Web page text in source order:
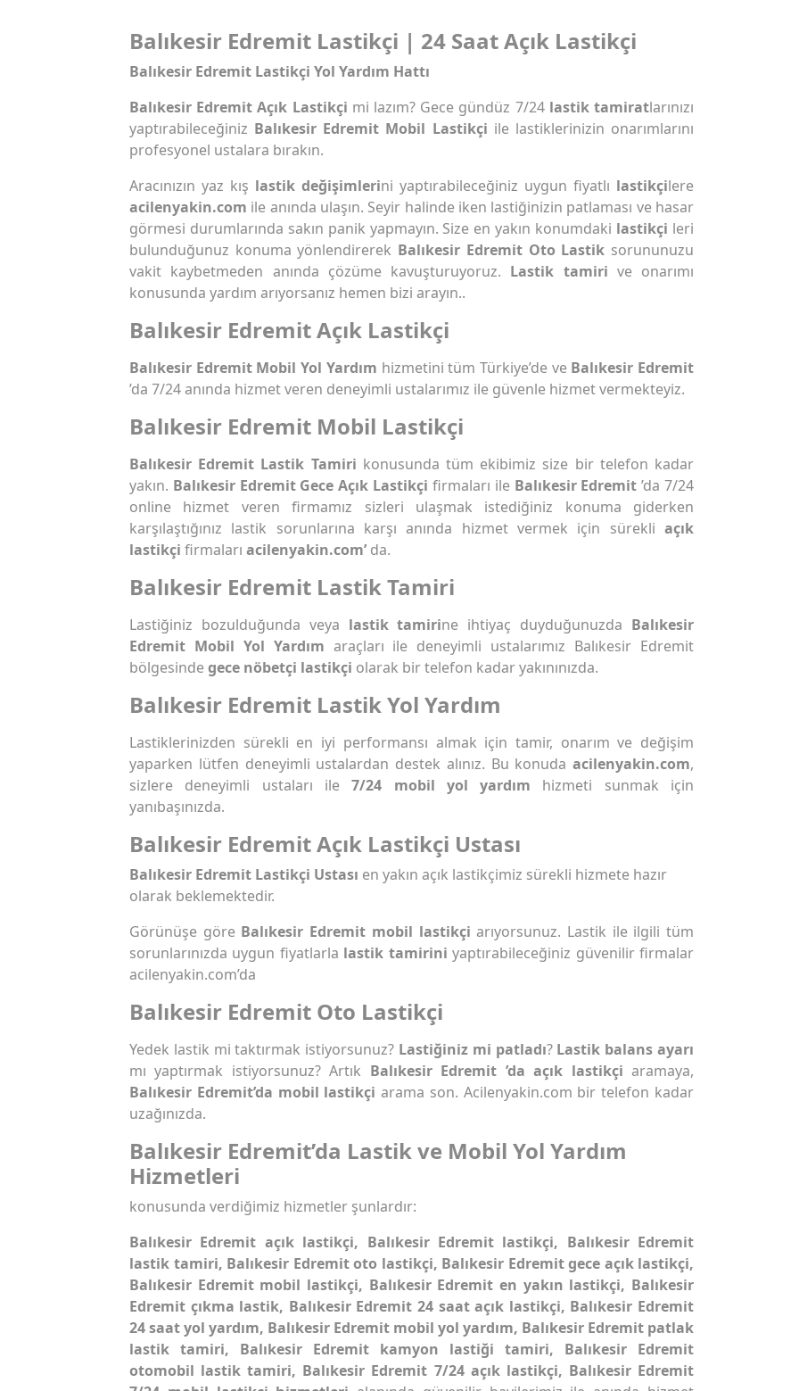
Balıkesir Edremit Lastikçi | 24 Saat Açık Lastikçi
Balıkesir Edremit Lastikçi Yol Yardım Hattı
Balıkesir Edremit Açık Lastikçi mi lazım? Gece gündüz 7/24 lastik tamiratlarınızı
yaptırabileceğiniz Balıkesir Edremit Mobil Lastikçi ile lastiklerinizin onarımlarını
profesyonel ustalara bırakın.
Aracınızın yaz kış lastik değişimlerini yaptırabileceğiniz uygun fiyatlı lastikçilere
acilenyakin.com ile anında ulaşın. Seyir halinde iken lastiğinizin patlaması ve hasar
görmesi durumlarında sakın panik yapmayın. Size en yakın konumdaki lastikçi leri
bulunduğunuz konuma yönlendirerek Balıkesir Edremit Oto Lastik sorununuzu
vakit kaybetmeden anında çözüme kavuşturuyoruz. Lastik tamiri ve onarımı
konusunda yardım arıyorsanız hemen bizi arayın..
Balıkesir Edremit Açık Lastikçi
Balıkesir Edremit Mobil Yol Yardım hizmetini tüm Türkiye’de ve Balıkesir Edremit
’da 7/24 anında hizmet veren deneyimli ustalarımız ile güvenle hizmet vermekteyiz.
Balıkesir Edremit Mobil Lastikçi
Balıkesir Edremit Lastik Tamiri konusunda tüm ekibimiz size bir telefon kadar
yakın. Balıkesir Edremit Gece Açık Lastikçi firmaları ile Balıkesir Edremit’da 7/24
online hizmet veren firmamız sizleri ulaşmak istediğiniz konuma giderken
karşılaştığınız lastik sorunlarına karşı anında hizmet vermek için sürekli açık
lastikçi firmaları acilenyakin.com’ da.
Balıkesir Edremit Lastik Tamiri
Lastiğiniz bozulduğunda veya lastik tamirine ihtiyaç duyduğunuzda Balıkesir
Edremit Mobil Yol Yardım araçları ile deneyimli ustalarımız Balıkesir Edremit
bölgesindegece nöbetçi lastikçi olarak bir telefon kadar yakınınızda.
Balıkesir Edremit Lastik Yol Yardım
Lastiklerinizden sürekli en iyi performansı almak için tamir, onarım ve değişim
yaparken lütfen deneyimli ustalardan destek alınız. Bu konuda acilenyakin.com,
sizlere deneyimli ustaları ile7/24 mobil yol yardım hizmeti sunmak için
yanıbaşınızda.
Balıkesir Edremit Açık Lastikçi Ustası
Balıkesir Edremit Lastikçi Ustası en yakın açık lastikçimiz sürekli hizmete hazır
olarak beklemektedir.
Görünüşe göreBalıkesir Edremit mobil lastikçiarıyorsunuz. Lastik ile ilgili tüm
sorunlarınızda uygun fiyatlarla lastik tamirini yaptırabileceğiniz güvenilir firmalar
acilenyakin.com’da
Balıkesir Edremit Oto Lastikçi
Yedek lastik mi taktırmak istiyorsunuz? Lastiğiniz mi patladı? Lastik balans ayarı
mı yaptırmak istiyorsunuz? Artık Balıkesir Edremit ’da açık lastikçiaramaya,
Balıkesir Edremit’da mobil lastikçi arama son. Acilenyakin.com bir telefon kadar
uzağınızda.
Balıkesir Edremit’da Lastik ve Mobil Yol Yardım
Hizmetleri
konusunda verdiğimiz hizmetler şunlardır:
Balıkesir Edremit açık lastikçi, Balıkesir Edremit lastikçi, Balıkesir Edremit
lastik tamiri, Balıkesir Edremit oto lastikçi, Balıkesir Edremit gece açık lastikçi,
Balıkesir Edremit mobil lastikçi, Balıkesir Edremit en yakın lastikçi, Balıkesir
Edremit çıkma lastik, Balıkesir Edremit 24 saat açık lastikçi, Balıkesir Edremit
24 saat yol yardım, Balıkesir Edremit mobil yol yardım, Balıkesir Edremit patlak
lastik tamiri, Balıkesir Edremit kamyon lastiği tamiri, Balıkesir Edremit
otomobil lastik tamiri, Balıkesir Edremit 7/24 açık lastikçi, Balıkesir Edremit